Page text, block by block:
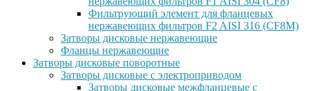
Фильтрующий элемент для фланцевых
нержавеющих фильтров F2 AISI 316 (CF8M)
Затворы дисковые нержавеющие
Фланцы нержавеющие
Затворы дисковые поворотные
Затворы дисковые с электроприводом
Затворы дисковые межфланцевые с